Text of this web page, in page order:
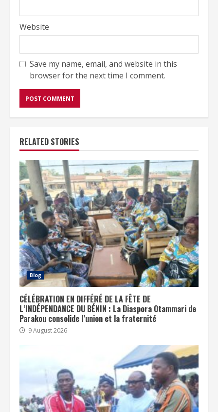
Website
Save my name, email, and website in this
browser for the next time I comment.
RELATED STORIES
Blog
CÉLÉBRATION EN DIFFÉRÉ DE LA FÊTE DE
L’INDÉPENDANCE DU BÉNIN : La Diaspora Otammari de
Parakou consolide l’union et la fraternité
9 August 2026